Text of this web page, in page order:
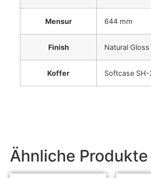
Ähnliche Produkte
Mensur 644 mm
Finish Natural Gloss
Koffer Softcase